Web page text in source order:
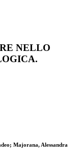
NELLO
Majorana, Alessandra